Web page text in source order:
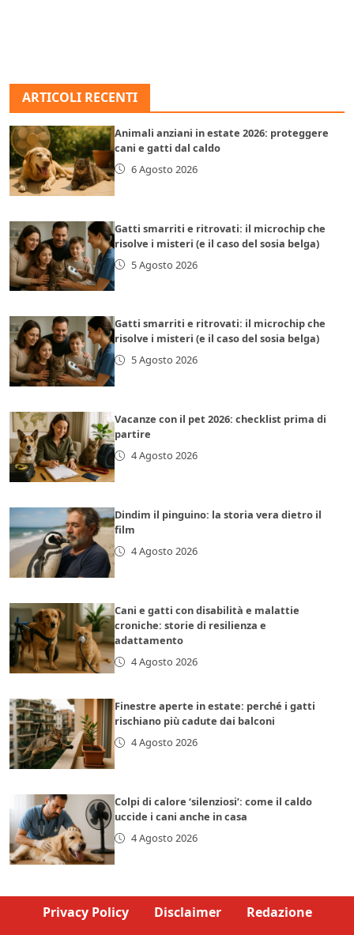
ARTICOLI RECENTI
Animali anziani in estate 2026: proteggere
cani e gatti dal caldo
6 Agosto 2026
Gatti smarriti e ritrovati: il microchip che
risolve i misteri (e il caso del sosia belga)
5 Agosto 2026
Gatti smarriti e ritrovati: il microchip che
risolve i misteri (e il caso del sosia belga)
5 Agosto 2026
Vacanze con il pet 2026: checklist prima di
partire
4 Agosto 2026
Dindim il pinguino: la storia vera dietro il
film
4 Agosto 2026
Cani e gatti con disabilità e malattie
croniche: storie di resilienza e
adattamento
4 Agosto 2026
Finestre aperte in estate: perché i gatti
rischiano più cadute dai balconi
4 Agosto 2026
Colpi di calore ‘silenziosi’: come il caldo
uccide i cani anche in casa
4 Agosto 2026
Privacy Policy Disclaimer Redazione